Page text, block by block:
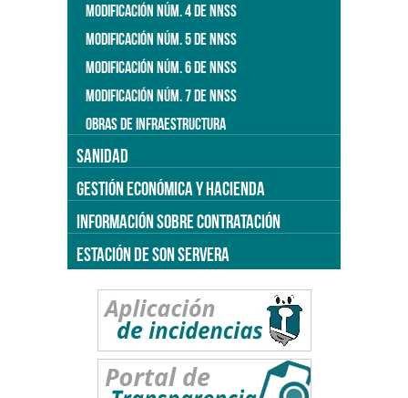
MODIFICACIÓN NÚM. 4 DE NNSS
MODIFICACIÓN NÚM. 5 DE NNSS
MODIFICACIÓN NÚM. 6 DE NNSS
MODIFICACIÓN NÚM. 7 DE NNSS
OBRAS DE INFRAESTRUCTURA
SANIDAD
GESTIÓN ECONÓMICA Y HACIENDA
INFORMACIÓN SOBRE CONTRATACIÓN
ESTACIÓN DE SON SERVERA